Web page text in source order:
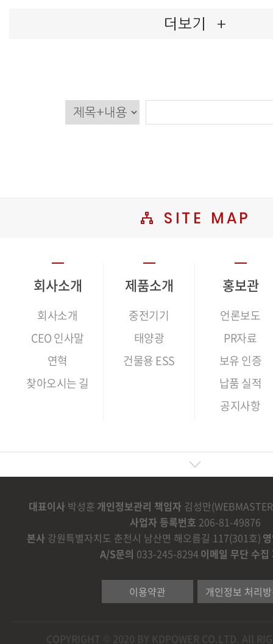
더보기 +
SITE MAP
회사소개
회사소개
CEO 인사말
연혁
찾아오시는 길
제품소개
중전기기
태양광
건물용 ESS
홍보관
언론보도
PR자료
보유 인증
납품 실적
공지사항
대표이사 박성훈 개인정보관리 책임자 김성만
사업자 등록번호 206-81-49876
본사 강원특별자치도 춘천시 남산면 해오름길 117(301호)
A/S문의 033-245-8294 이메일 무단 수집
이용약관 개인정보 처리
COPYRIGHT © 2020 BY KDPOWER CO.LTD. All